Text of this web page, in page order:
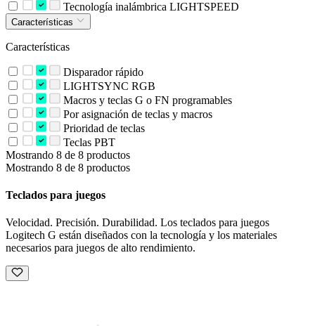
Tecnología inalámbrica LIGHTSPEED
Características
Características
Disparador rápido
LIGHTSYNC RGB
Macros y teclas G o FN programables
Por asignación de teclas y macros
Prioridad de teclas
Teclas PBT
Mostrando 8 de 8 productos
Mostrando 8 de 8 productos
Teclados para juegos
Velocidad. Precisión. Durabilidad. Los teclados para juegos
Logitech G están diseñados con la tecnología y los materiales
necesarios para juegos de alto rendimiento.